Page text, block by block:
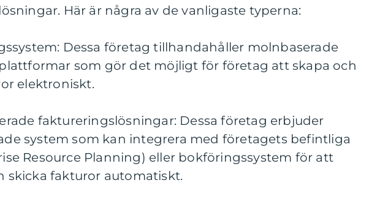
Här är några av de vanligaste typerna:
Dessa företag tillhandahåller molnbaserade
som gör det möjligt för företag att skapa och
elektroniskt.
faktureringslösningar: Dessa företag erbjuder
system som kan integrera med företagets befintliga
Resource Planning) eller bokföringssystem för att
skicka fakturor automatiskt.